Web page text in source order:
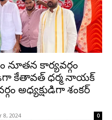
కార్యవర్గం
కేతావత్ ధర్మ నాయక్
అధ్యక్షుడిగా శంకర్
8, 2024 0